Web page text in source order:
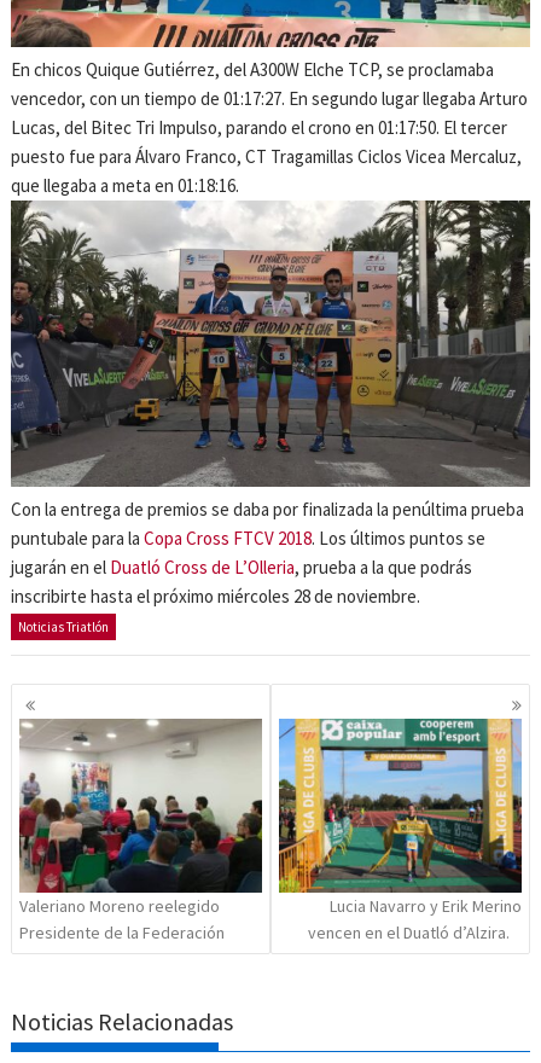
En chicos Quique Gutiérrez, del A300W Elche TCP, se proclamaba
vencedor, con un tiempo de 01:17:27. En segundo lugar llegaba Arturo
Lucas, del Bitec Tri Impulso, parando el crono en 01:17:50. El tercer
puesto fue para Álvaro Franco, CT Tragamillas Ciclos Vicea Mercaluz,
que llegaba a meta en 01:18:16.
Con la entrega de premios se daba por finalizada la penúltima prueba
puntubale para laCopa Cross FTCV 2018. Los últimos puntos se
jugarán en el Duatló Cross de L’Olleria, prueba a la que podrás
inscribirte hasta el próximo miércoles 28 de noviembre.
Noticias Triatlón
Navegación
de
entradas
Valeriano Moreno reelegido
Presidente de la Federación
Lucia Navarro y Erik Merino
vencen en el Duatló d’Alzira.
Noticias Relacionadas